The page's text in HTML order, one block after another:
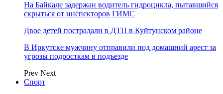
На Байкале задержан водитель гидроцикла, пытавшийся
скрыться от инспекторов ГИМС
Двое детей пострадали в ДТП в Куйтунском районе
В Иркутске мужчину отправили под домашний арест за
угрозы подросткам в подъезде
Prev Next
Спорт